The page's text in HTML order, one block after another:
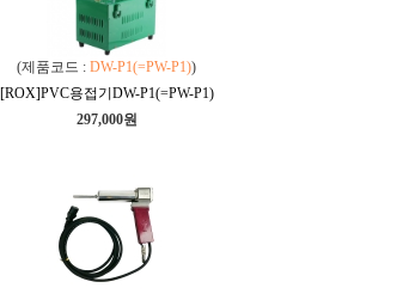
(제품코드 : DW-P1(=PW-P1))
[ROX]PVC용접기DW-P1(=PW-P1)
297,000원